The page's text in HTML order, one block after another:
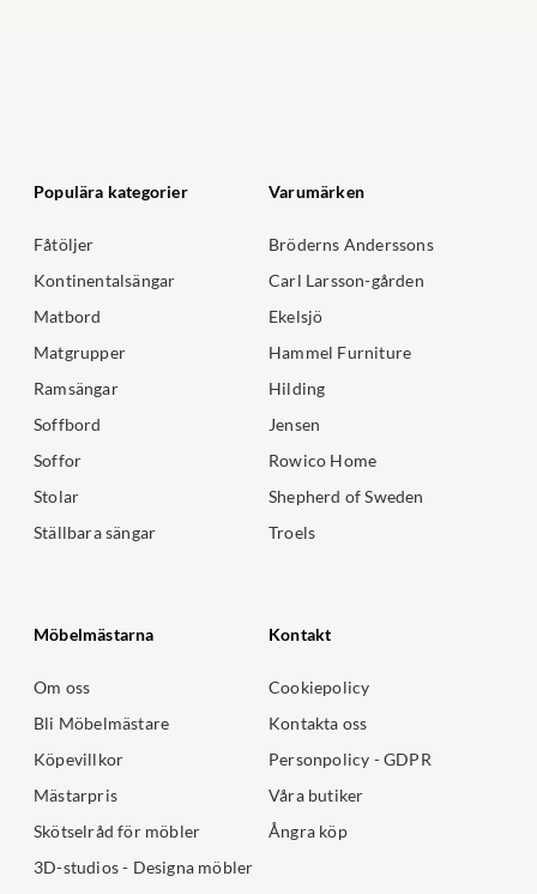
Populära kategorier
Fåtöljer
Kontinentalsängar
Matbord
Matgrupper
Ramsängar
Soffbord
Soffor
Stolar
Ställbara sängar
Varumärken
Bröderns Anderssons
Carl Larsson-gården
Ekelsjö
Hammel Furniture
Hilding
Jensen
Rowico Home
Shepherd of Sweden
Troels
Möbelmästarna
Om oss
Bli Möbelmästare
Köpevillkor
Mästarpris
Skötselråd för möbler
3D-studios - Designa möbler
Kontakt
Cookiepolicy
Kontakta oss
Personpolicy - GDPR
Våra butiker
Ångra köp